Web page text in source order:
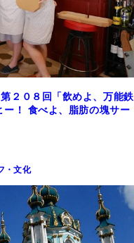
２０８回「飲めよ、万能鉄
！ 食べよ、脂肪の塊サー
・文化